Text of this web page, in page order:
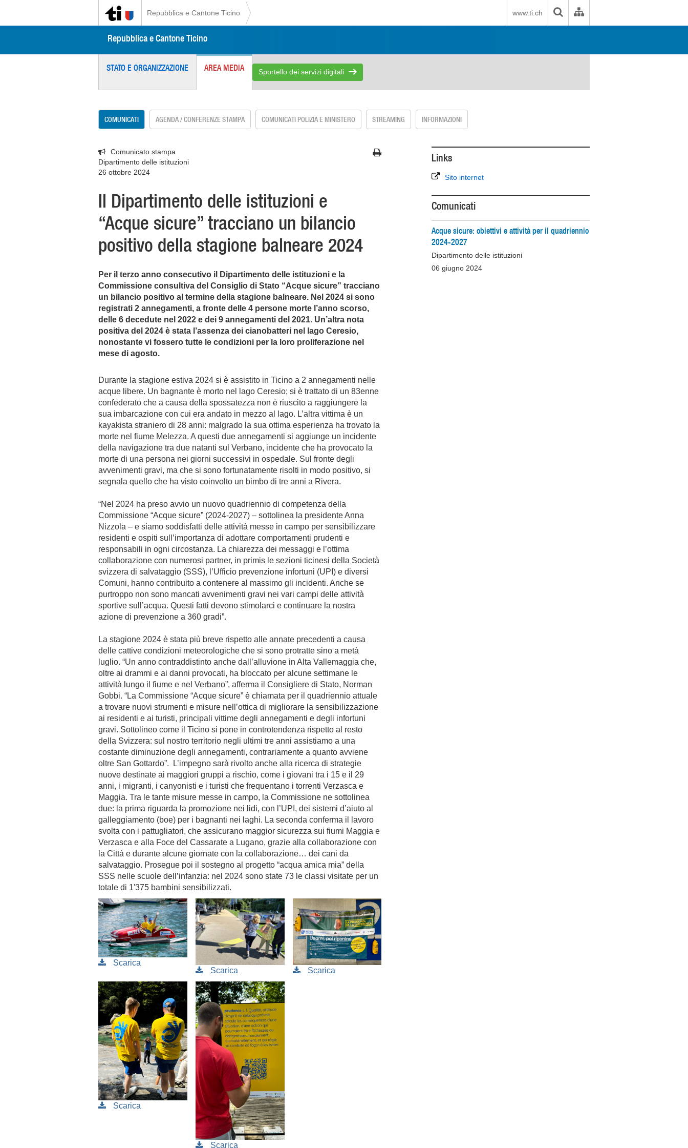
Repubblica e Cantone Ticino www.ti.ch
Repubblica e Cantone Ticino
STATO E ORGANIZZAZIONE AREA MEDIA Sportello dei servizi digitali
COMUNICATI AGENDA / CONFERENZE STAMPA COMUNICATI POLIZIA E MINISTERO STREAMING INFORMAZIONI
Comunicato stampa
Dipartimento delle istituzioni
26 ottobre 2024
Il Dipartimento delle istituzioni e
“Acque sicure” tracciano un bilancio
positivo della stagione balneare 2024
Per il terzo anno consecutivo il Dipartimento delle istituzioni e la
Commissione consultiva del Consiglio di Stato “Acque sicure” tracciano
un bilancio positivo al termine della stagione balneare. Nel 2024 si sono
registrati 2 annegamenti, a fronte delle 4 persone morte l’anno scorso,
delle 6 decedute nel 2022 e dei 9 annegamenti del 2021. Un’altra nota
positiva del 2024 è stata l’assenza dei cianobatteri nel lago Ceresio,
nonostante vi fossero tutte le condizioni per la loro proliferazione nel
mese di agosto.
Durante la stagione estiva 2024 si è assistito in Ticino a 2 annegamenti nelle
acque libere. Un bagnante è morto nel lago Ceresio; si è trattato di un 83enne
confederato che a causa della spossatezza non è riuscito a raggiungere la
sua imbarcazione con cui era andato in mezzo al lago. L’altra vittima è un
kayakista straniero di 28 anni: malgrado la sua ottima esperienza ha trovato la
morte nel fiume Melezza. A questi due annegamenti si aggiunge un incidente
della navigazione tra due natanti sul Verbano, incidente che ha provocato la
morte di una persona nei giorni successivi in ospedale. Sul fronte degli
avvenimenti gravi, ma che si sono fortunatamente risolti in modo positivo, si
segnala quello che ha visto coinvolto un bimbo di tre anni a Rivera.
“Nel 2024 ha preso avvio un nuovo quadriennio di competenza della
Commissione “Acque sicure” (2024-2027) – sottolinea la presidente Anna
Nizzola – e siamo soddisfatti delle attività messe in campo per sensibilizzare
residenti e ospiti sull’importanza di adottare comportamenti prudenti e
responsabili in ogni circostanza. La chiarezza dei messaggi e l’ottima
collaborazione con numerosi partner, in primis le sezioni ticinesi della Società
svizzera di salvataggio (SSS), l’Ufficio prevenzione infortuni (UPI) e diversi
Comuni, hanno contribuito a contenere al massimo gli incidenti. Anche se
purtroppo non sono mancati avvenimenti gravi nei vari campi delle attività
sportive sull’acqua. Questi fatti devono stimolarci e continuare la nostra
azione di prevenzione a 360 gradi”.
La stagione 2024 è stata più breve rispetto alle annate precedenti a causa
delle cattive condizioni meteorologiche che si sono protratte sino a metà
luglio. “Un anno contraddistinto anche dall’alluvione in Alta Vallemaggia che,
oltre ai drammi e ai danni provocati, ha bloccato per alcune settimane le
attività lungo il fiume e nel Verbano”, afferma il Consigliere di Stato, Norman
Gobbi. “La Commissione “Acque sicure” è chiamata per il quadriennio attuale
a trovare nuovi strumenti e misure nell’ottica di migliorare la sensibilizzazione
ai residenti e ai turisti, principali vittime degli annegamenti e degli infortuni
gravi. Sottolineo come il Ticino si pone in controtendenza rispetto al resto
della Svizzera: sul nostro territorio negli ultimi tre anni assistiamo a una
costante diminuzione degli annegamenti, contrariamente a quanto avviene
oltre San Gottardo”. L’impegno sarà rivolto anche alla ricerca di strategie
nuove destinate ai maggiori gruppi a rischio, come i giovani tra i 15 e il 29
anni, i migranti, i canyonisti e i turisti che frequentano i torrenti Verzasca e
Maggia. Tra le tante misure messe in campo, la Commissione ne sottolinea
due: la prima riguarda la promozione nei lidi, con l’UPI, dei sistemi d’aiuto al
galleggiamento (boe) per i bagnanti nei laghi. La seconda conferma il lavoro
svolta con i pattugliatori, che assicurano maggior sicurezza sui fiumi Maggia e
Verzasca e alla Foce del Cassarate a Lugano, grazie alla collaborazione con
la Città e durante alcune giornate con la collaborazione… dei cani da
salvataggio. Prosegue poi il sostegno al progetto “acqua amica mia” della
SSS nelle scuole dell’infanzia: nel 2024 sono state 73 le classi visitate per un
totale di 1'375 bambini sensibilizzati.
Links
Sito internet
Comunicati
Acque sicure: obiettivi e attività per il quadriennio
2024-2027
Dipartimento delle istituzioni
06 giugno 2024
Scarica
Scarica
Scarica
Scarica
Scarica